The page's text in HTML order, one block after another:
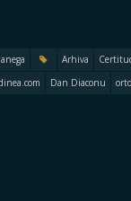
Arhiva
Dan Diaconu